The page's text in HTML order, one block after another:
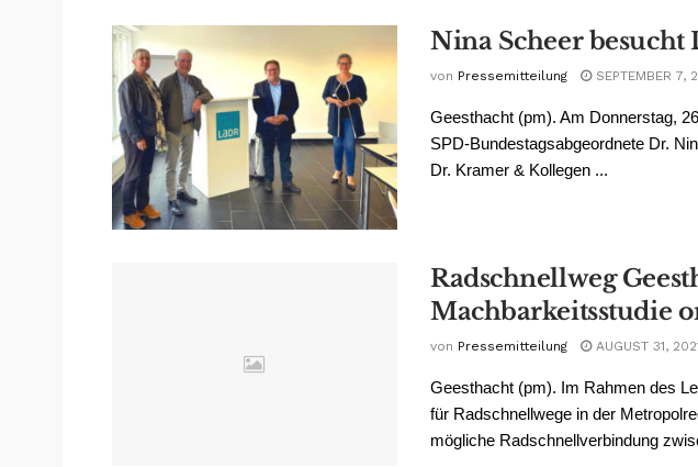
Nina Scheer
von Pressemitteilung SEPTEMBER 7,
Geesthacht (pm). Am Donnerstag,
SPD-Bundestagsabgeordnete Dr.
Dr. Kramer & Kollegen ...
Radschnellweg
Machbarkeitsstudie
von Pressemitteilung AUGUST 31,
Geesthacht (pm). Im Rahmen des
für Radschnellwege in der
mögliche Radschnellverbindung